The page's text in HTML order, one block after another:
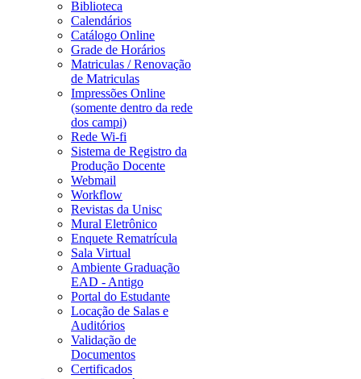
Biblioteca
Calendários
Catálogo Online
Grade de Horários
Matriculas / Renovação
de Matriculas
Impressões Online
(somente dentro da rede
dos campi)
Rede Wi-fi
Sistema de Registro da
Produção Docente
Webmail
Workflow
Revistas da Unisc
Mural Eletrônico
Enquete Rematrícula
Sala Virtual
Ambiente Graduação
EAD - Antigo
Portal do Estudante
Locação de Salas e
Auditórios
Validação de
Documentos
Certificados